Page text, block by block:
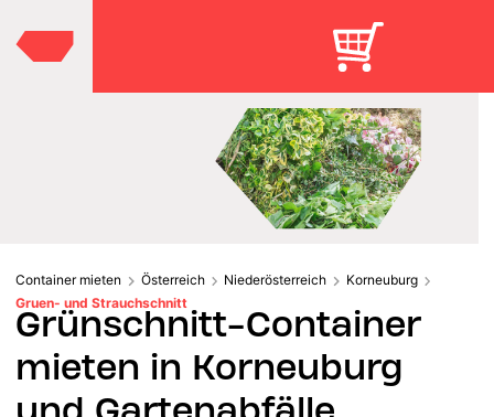
Container mieten Österreich Niederösterreich
Korneuburg
Gruen- und Strauchschnitt
Grünschnitt-Container
mieten in Korneuburg